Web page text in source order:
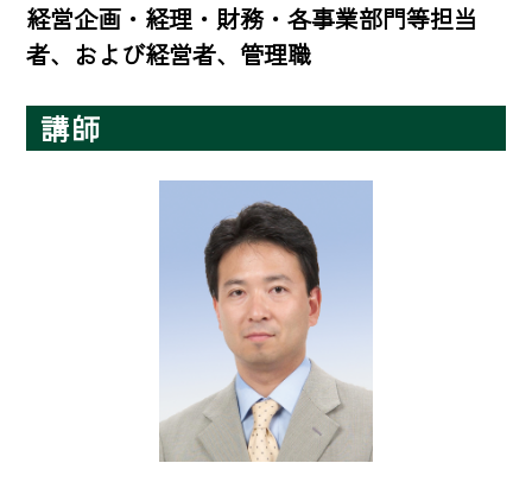
経営企画・経理・財務・各事業部門等担当
者、および経営者、管理職
講師